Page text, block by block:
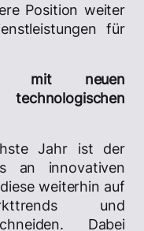
Position weiter
für
mit neuen
Jahr ist der
an innovativen
weiterhin auf
und
Dabei